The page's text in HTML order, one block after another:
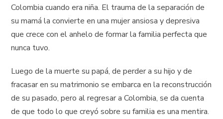
Colombia cuando era niña. El trauma de la separación de
su mamá la convierte en una mujer ansiosa y depresiva
que crece con el anhelo de formar la familia perfecta que
nunca tuvo.
Luego de la muerte su papá, de perder a su hijo y de
fracasar en su matrimonio se embarca en la reconstrucción
de su pasado, pero al regresar a Colombia, se da cuenta
de que todo lo que creyó sobre su familia es una mentira.